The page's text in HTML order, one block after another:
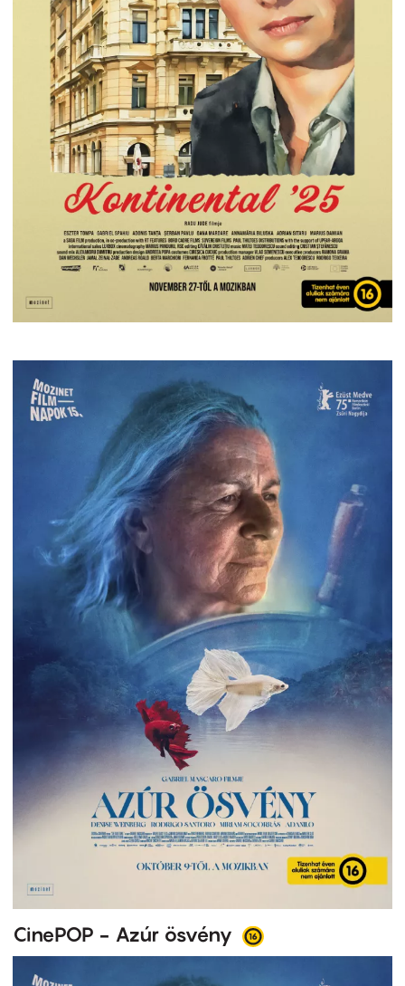
CinePOP - Azúr ösvény